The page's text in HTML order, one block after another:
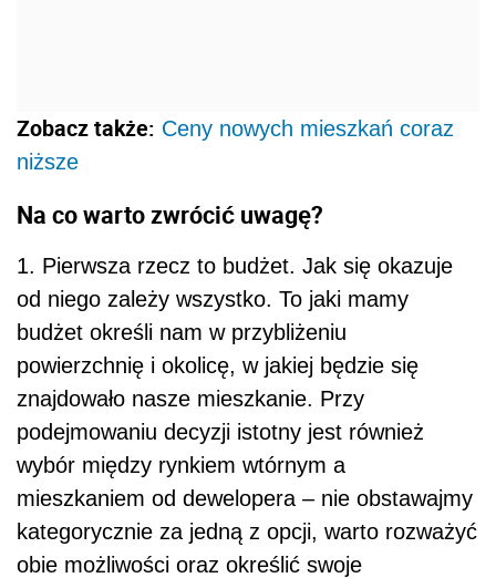
Zobacz także: Ceny nowych mieszkań coraz
niższe
Na co warto zwrócić uwagę?
1. Pierwsza rzecz to budżet. Jak się okazuje
od niego zależy wszystko. To jaki mamy
budżet określi nam w przybliżeniu
powierzchnię i okolicę, w jakiej będzie się
znajdowało nasze mieszkanie. Przy
podejmowaniu decyzji istotny jest również
wybór między rynkiem wtórnym a
mieszkaniem od dewelopera – nie obstawajmy
kategorycznie za jedną z opcji, warto rozważyć
obie możliwości oraz określić swoje